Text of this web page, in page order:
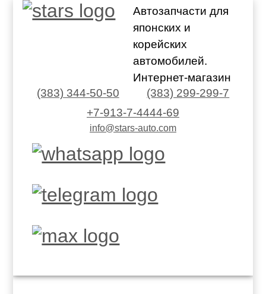
Автозапчасти для
японских и
корейских
автомобилей.
Интернет-магазин
(383) 344-50-50
(383) 299-299-7
+7-913-7-4444-69
info@stars-auto.com